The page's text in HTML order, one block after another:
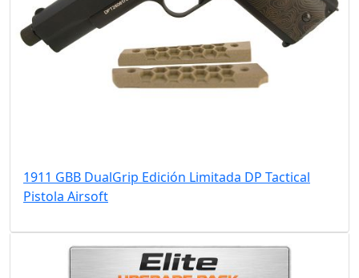
1911 GBB DualGrip Edición Limitada DP Tactical
Pistola Airsoft